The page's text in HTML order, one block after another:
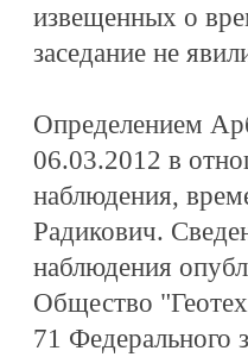
извещенных о
заседание не
Определением
06.03.2012 в
наблюдения,
Радикович.
наблюдения
Общество
71 Федерального